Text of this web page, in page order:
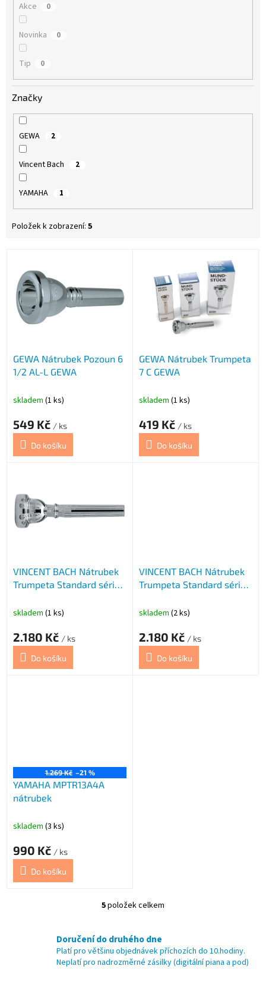
Akce 0
Novinka 0
Tip 0
Značky
GEWA 2
Vincent Bach 2
YAMAHA 1
Položek k zobrazení: 5
GEWA Nátrubek Pozoun 6
1/2 AL-L GEWA
skladem (1 ks)
549 Kč / ks
Do košíku
GEWA Nátrubek Trumpeta
7 C GEWA
skladem (1 ks)
419 Kč / ks
Do košíku
VINCENT BACH Nátrubek
Trumpeta Standard série
skladem (1 ks)
2.180 Kč / ks
Do košíku
VINCENT BACH Nátrubek
Trumpeta Standard série
skladem (2 ks)
2.180 Kč / ks
Do košíku
1.269 Kč –21 %
YAMAHA MPTR13A4A
nátrubek
skladem (3 ks)
990 Kč / ks
Do košíku
O
l
á
d
a
5položek celkem
Doručení do druhého dne
Platí pro většinu objednávek příchozích do 10.hodiny.
Neplatí pro nadrozměrné zásilky (digitální piana a pod)